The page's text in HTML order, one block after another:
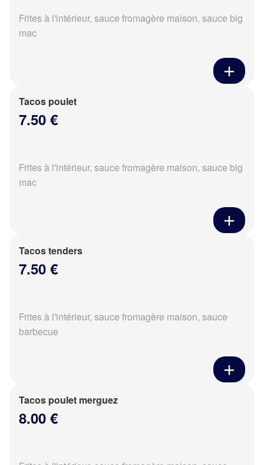
Frites à l'intérieur, sauce fromagère maison, sauce big
mac
Tacos poulet
7.50 €
Frites à l'intérieur, sauce fromagère maison, sauce big
mac
Tacos tenders
7.50 €
Frites à l'intérieur, sauce fromagère maison, sauce
barbecue
Tacos poulet merguez
8.00 €